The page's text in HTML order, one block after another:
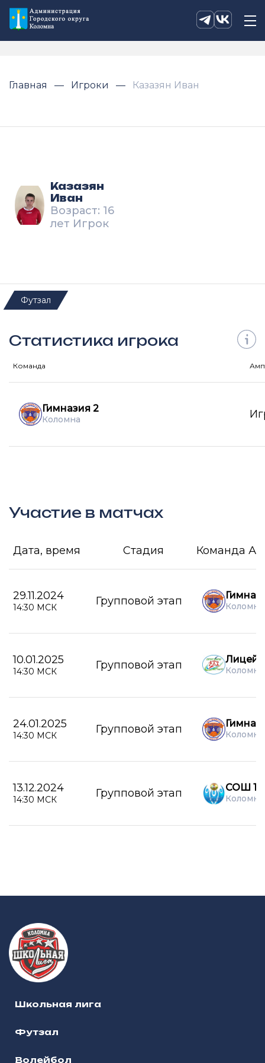
Главная Игроки Казазян Иван
Казазян
Иван
Возраст: 16
лет Игрок
Футзал
Статистика игрока
Команда
Гимназия 2
Коломна
Участие в матчах
Дата, время Стадия Команда А
29.11.2024
14:30 МСК Групповой этап Коломна
10.01.2025
14:30 МСК Групповой этап Лицей
Коломна
24.01.2025
14:30 МСК Групповой этап Коломна
13.12.2024
14:30 МСК Групповой этап СОШ 16
Коломна
Школьная лига
Футзал
Волейбол